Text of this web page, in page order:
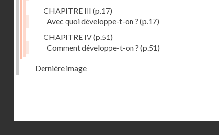
CHAPITRE III (p.17)
Avec quoi développe-t-on ? (p.17)
CHAPITRE IV(p.51)
Comment développe-t-on ? (p.51)
Dernière image